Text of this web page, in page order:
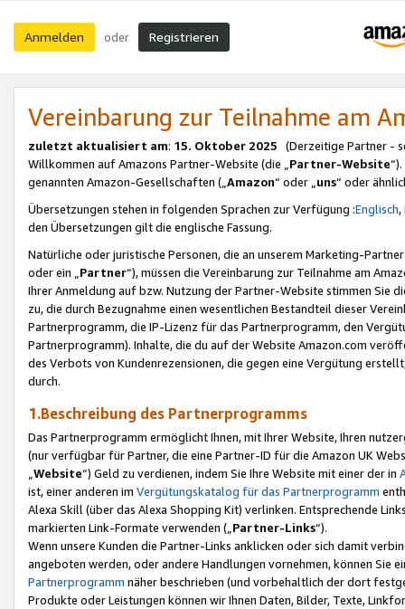
Anmelden oder Registrieren
Vereinbarung zur Teilnahme am
zuletzt aktualisiert am: 15. Oktober 2025 (Derzeitige Partner -
Willkommen auf Amazons Partner-Website (die „Partner-Website
genannten Amazon-Gesellschaften („Amazon“ oder „uns“ oder
Übersetzungen stehen in folgenden Sprachen zur Verfügung :Englisch,
den Übersetzungen gilt die englische Fassung.
Natürliche oder juristische Personen, die an unserem Marketing-
oder ein „Partner“), müssen die Vereinbarung zur Teilnahme am
Ihrer Anmeldung auf bzw. Nutzung der Partner-Website stimmen Sie
zu, die durch Bezugnahme einen wesentlichen Bestandteil dieser
Partnerprogramm, die IP-Lizenz für das Partnerprogramm, den
Partnerprogramm). Inhalte, die du auf der Website Amazon.com
des Verbots von Kundenrezensionen, die gegen eine Vergütung
durch.
1.Beschreibung des Partnerprogramms
Das Partnerprogramm ermöglicht Ihnen, mit Ihrer Website, Ihren
(nur verfügbar für Partner, die eine Partner-ID für die Amazon UK
Website“) Geld zu verdienen, indem Sie Ihre Website mit einer der in
ist, einer anderen im Vergütungskatalog für das Partnerprogramm
Alexa Skill (über das Alexa Shopping Kit) verlinken. Entsprechende
markierten Link-Formate verwenden („ Partner-Links“).
Wenn unsere Kunden die Partner-Links anklicken oder sich damit
angeboten werden, oder andere Handlungen vornehmen, können Sie
Partnerprogramm näher beschrieben (und vorbehaltlich der dort
Produkte oder Leistungen können wir Ihnen Daten, Bilder, Texte,